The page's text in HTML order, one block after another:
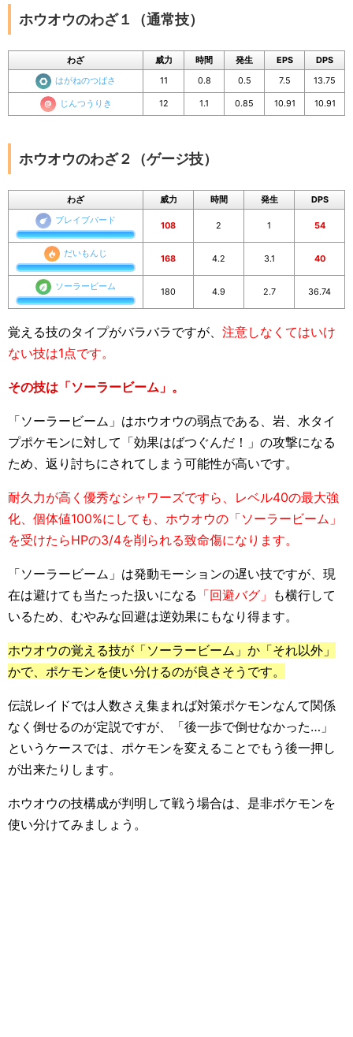
ホウオウのわざ１（通常技）
わざ 威力 時間 発生 EPS
DPS
はがねのつばさ
11 0.8 0.5 7.5 13.75
じんつうりき 12 1.1 0.85 10.91 10.91
ホウオウのわざ２（ゲージ技）
わざ 威力 時間 発生
DPS
ブレイブバード
108 2 1 54
だいもんじ 168 4.2 3.1 40
ソーラービーム 180 4.9 2.7 36.74
覚える技のタイプがバラバラですが、 注意しなくてはいけ
ない技は1点です。
その技は「ソーラービーム」。
「ソーラービーム」はホウオウの弱点である、岩、水タイ
プポケモンに対して「効果はばつぐんだ！」の攻撃になる
ため、返り討ちにされてしまう可能性が高いです。
耐久力が高く優秀なシャワーズですら、レベル40の最大強
化、個体値100%にしても、ホウオウの「ソーラービーム」
を受けたらHPの3/4を削られる致命傷になります。
「ソーラービーム」は発動モーションの遅い技ですが、現
在は避けても当たった扱いになる 「回避バグ」 も横行して
いるため、むやみな回避は逆効果にもなり得ます。
ホウオウの覚える技が「ソーラービーム」か「それ以外」
かで、ポケモンを使い分けるのが良さそうです。
伝説レイドでは人数さえ集まれば対策ポケモンなんて関係
なく倒せるのが定説ですが、「後一歩で倒せなかった…」
というケースでは、ポケモンを変えることでもう後一押し
が出来たりします。
ホウオウの技構成が判明して戦う場合は、是非ポケモンを
使い分けてみましょう。